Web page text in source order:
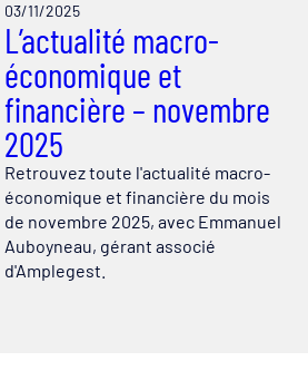
03/11/2025
L’actualité macro-
économique et
financière – novembre
2025
Retrouvez toute l'actualité macro-
économique et financière du mois
de novembre 2025, avec Emmanuel
Auboyneau, gérant associé
d'Amplegest.